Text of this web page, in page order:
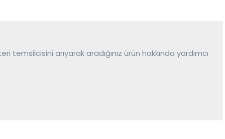
temsilcisini arıyarak aradığınız ürün hakkında yardımcı